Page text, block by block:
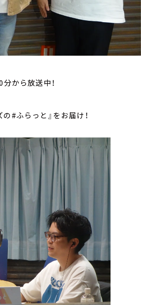
分から放送中！
の#ふらっと』をお届け！